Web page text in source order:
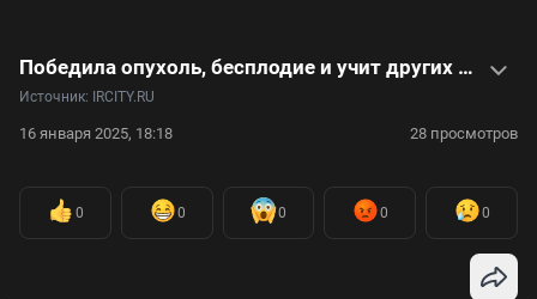
Победила опухоль, бесплодие и учит других правильному питанию — видеоистория Марины Лубешко
Источник: IRCITY.RU
16 января 2025, 18:18 28 просмотров
0 0 0 0 0